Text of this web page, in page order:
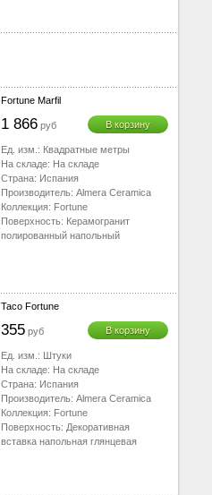
Fortune Marfil
1 866 руб В корзину
Ед. изм.: Квадратные метры
На складе: На складе
Страна: Испания
Производитель: Almera Ceramica
Коллекция: Fortune
Поверхность: Керамогранит
полированный напольный
Taco Fortune
355 руб В корзину
Ед. изм.: Штуки
На складе: На складе
Страна: Испания
Производитель: Almera Ceramica
Коллекция: Fortune
Поверхность: Декоративная
вставка напольная глянцевая